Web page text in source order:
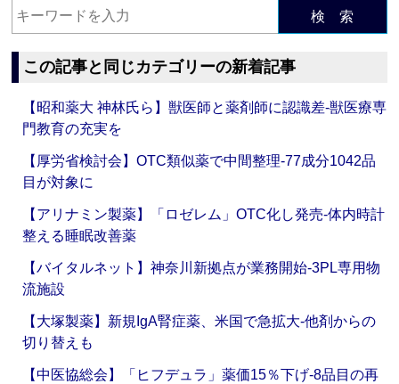
検 索
この記事と同じカテゴリーの新着記事
【昭和薬大 神林氏ら】獣医師と薬剤師に認識差‐獣医療専
門教育の充実を
【厚労省検討会】OTC類似薬で中間整理‐77成分1042品
目が対象に
【アリナミン製薬】「ロゼレム」OTC化し発売‐体内時計
整える睡眠改善薬
【バイタルネット】神奈川新拠点が業務開始‐3PL専用物
流施設
【大塚製薬】新規IgA腎症薬、米国で急拡大‐他剤からの
切り替えも
【中医協総会】「ヒフデュラ」薬価15％下げ‐8品目の再